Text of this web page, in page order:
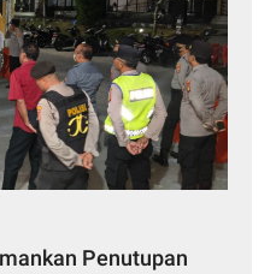
Penutupan